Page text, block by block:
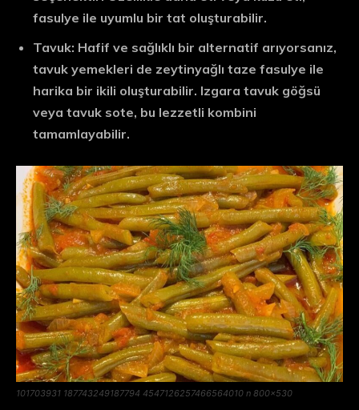
fasulye ile uyumlu bir tat oluşturabilir.
Tavuk: Hafif ve sağlıklı bir alternatif arıyorsanız,
tavuk yemekleri de zeytinyağlı taze fasulye ile
harika bir ikili oluşturabilir. Izgara tavuk göğsü
veya tavuk sote, bu lezzetli kombini
tamamlayabilir.
101703931 187743249187794 4547126257466564010 n 800×530